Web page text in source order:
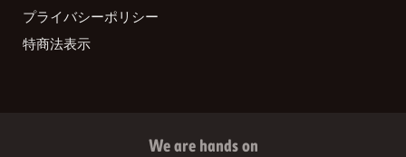
プライバシーポリシー
特商法表示
We are hands on